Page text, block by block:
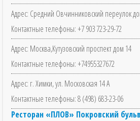
Адрес: Средний Овчинниковский переулок
Контактные телефоны: +7 903 723-29-72
Адрес: Москва,Кутузовский проспект дом 14
Контактные телефоны: +74955327672
Адрес: г. Химки, ул. Московская 14 А
Контактные телефоны: 8 (498) 683-23-06
Ресторан «ПЛОВ» Покровский